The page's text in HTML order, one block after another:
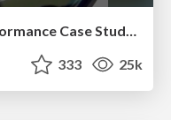
VelocityConf: Rendering Performance Case Studies
333 25k